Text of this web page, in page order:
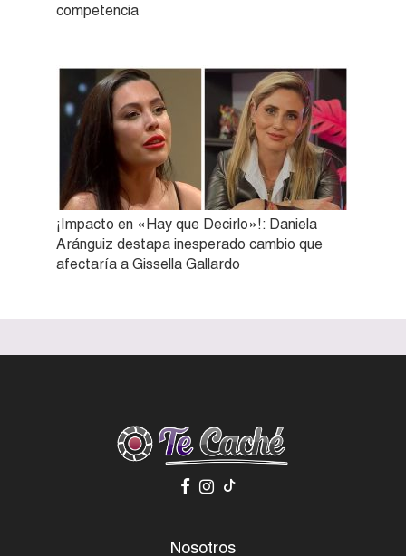
competencia
¡Impacto en «Hay que Decirlo»!: Daniela
Aránguiz destapa inesperado cambio que
afectaría a Gissella Gallardo
Nosotros